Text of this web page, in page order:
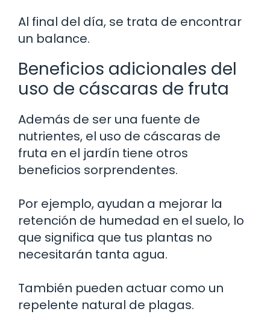
Al final del día, se trata de encontrar
un balance.
Beneficios adicionales del
uso de cáscaras de fruta
Además de ser una fuente de
nutrientes, el uso de cáscaras de
fruta en el jardín tiene otros
beneficios sorprendentes.
Por ejemplo, ayudan a mejorar la
retención de humedad en el suelo, lo
que significa que tus plantas no
necesitarán tanta agua.
También pueden actuar como un
repelente natural de plagas.